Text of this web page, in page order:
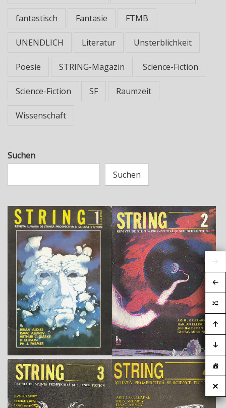
fantastisch Fantasie FTMB
UNENDLICH Literatur Unsterblichkeit
Poesie STRING-Magazin Science-Fiction
Science-Fiction SF Raumzeit
Wissenschaft
Suchen
Suchen